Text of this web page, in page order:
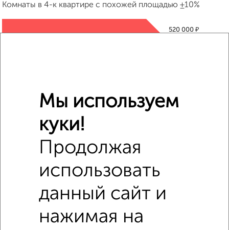
Комнаты в 4-к квартире с похожей площадью ±10%
520 000 ₽
Средняя цена район
Это предложение
Похожие предложения рядом
Мы используем
куки!
Продолжая
использовать
данный сайт и
нажимая на